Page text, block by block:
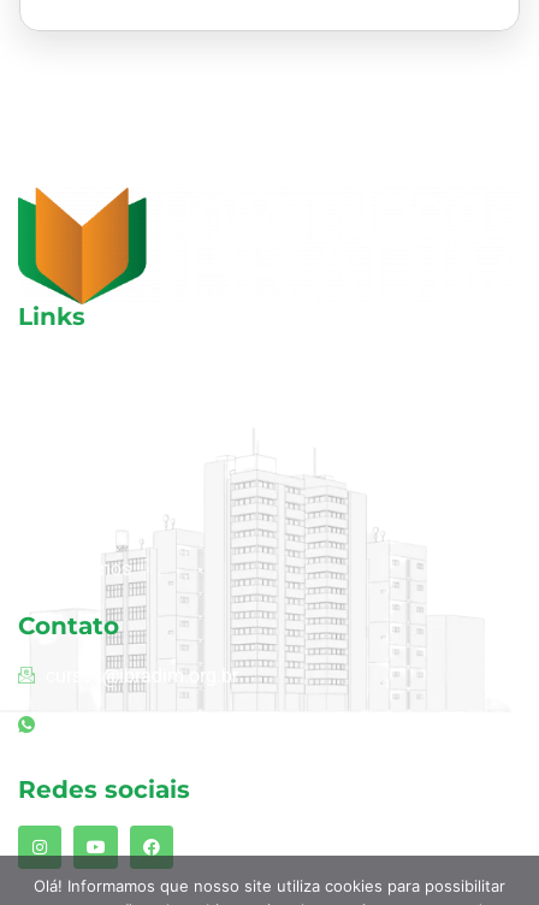
Links
Quem somos
Contato
cursos@ibradim.org.br
Redes sociais
Olá! Informamos que nosso site utiliza cookies para possibilitar